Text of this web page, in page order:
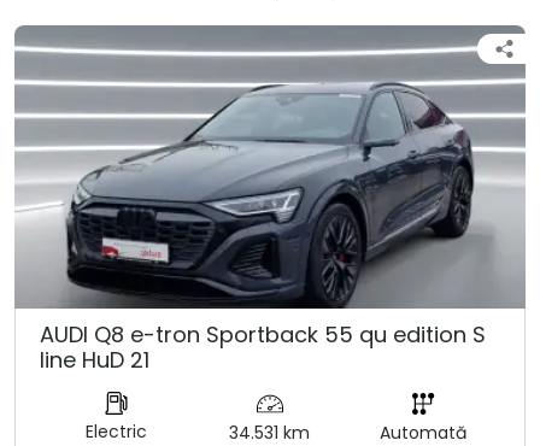
AUDI Q8 e-tron Sportback 55 qu edition S
line HuD 21
Electric 34.531 km Automată